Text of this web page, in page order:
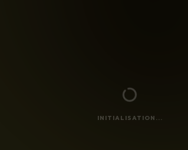
INITIALISATION...